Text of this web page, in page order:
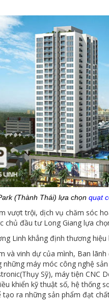
(Thành Thái) lựa chọn quạt
vượt trội, dịch vụ chăm sóc
chủ đầu tư Long Giang lựa
Linh khẳng định thương
và vinh dự của mình, Ban
máy móc công nghệ
Sỹ), máy tiện
khiển kỹ thuật số, hệ thống
tạo ra những sản phẩm đạt